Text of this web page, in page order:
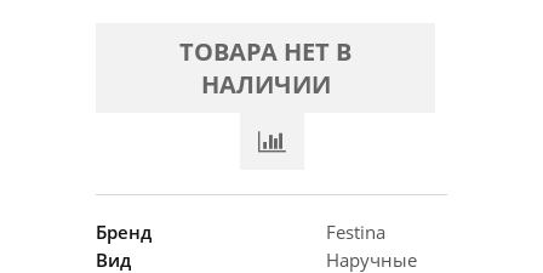
ТОВАРА НЕТ В
НАЛИЧИИ
Бренд
Festina
Вид
Наручные